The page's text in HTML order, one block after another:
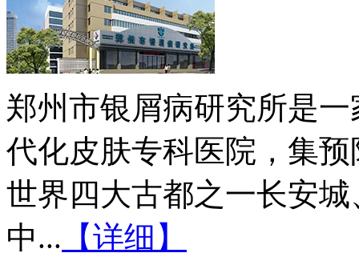
郑州市银屑病研究所是
代化皮肤专科医院，集
世界四大古都之一长安
中... 【详细】